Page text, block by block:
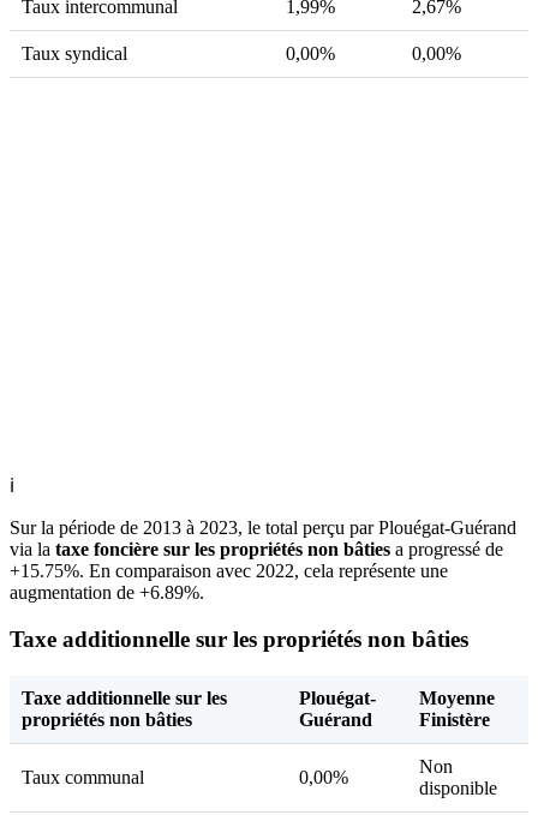
Taux intercommunal 1,99% 2,67%
Taux syndical 0,00% 0,00%
ℹ
Sur la période de 2013 à 2023, le total perçu par Plouégat-Guérand
via la taxe foncière sur les propriétés non bâties a progressé de
+15.75%. En comparaison avec 2022, cela représente une
augmentation de +6.89%.
Taxe additionnelle sur les propriétés non bâties
Taxe additionnelle sur les
propriétés non bâties
Plouégat-
Guérand
Moyenne
Finistère
Taux communal 0,00%
Non
disponible